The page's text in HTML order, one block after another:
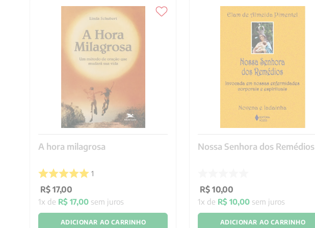
A hora milagrosa
1
R$ 17,00
1x de R$ 17,00 sem juros
ADICIONAR AO CARRINHO
Nossa Senhora dos Remédios
R$ 10,00
1x de R$ 10,00 sem juros
ADICIONAR AO CARRINHO